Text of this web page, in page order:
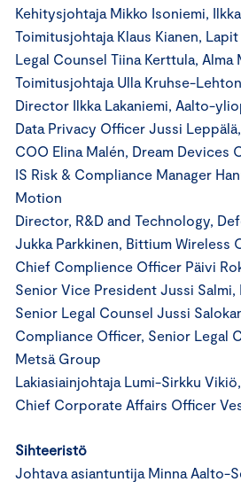
Kehitysjohtaja Mikko Isoniemi,
Toimitusjohtaja Klaus Kianen,
Legal Counsel Tiina Kerttula, Alma
Toimitusjohtaja Ulla Kruhse-
Director Ilkka Lakaniemi, Aalto-
Data Privacy Officer Jussi
COO Elina Malén, Dream Devices
IS Risk & Compliance Manager
Motion
Director, R&D and Technology,
Jukka Parkkinen, Bittium Wireless
Chief Complience Officer Päivi
Senior Vice President Jussi Salmi,
Senior Legal Counsel Jussi
Compliance Officer, Senior Legal
Metsä Group
Lakiasiainjohtaja Lumi-Sirkku
Chief Corporate Affairs Officer
Sihteeristö
Johtava asiantuntija Minna Aalto-